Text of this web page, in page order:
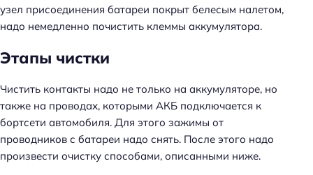
узел присоединения батареи покрыт белесым налетом,
надо немедленно почистить клеммы аккумулятора.
Этапы чистки
Чистить контакты надо не только на аккумуляторе, но
также на проводах, которыми АКБ подключается к
бортсети автомобиля. Для этого зажимы от
проводников с батареи надо снять. После этого надо
произвести очистку способами, описанными ниже.